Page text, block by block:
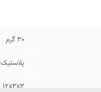
30 گرم
پلاستیک
12x3x3 سانتی‌متر